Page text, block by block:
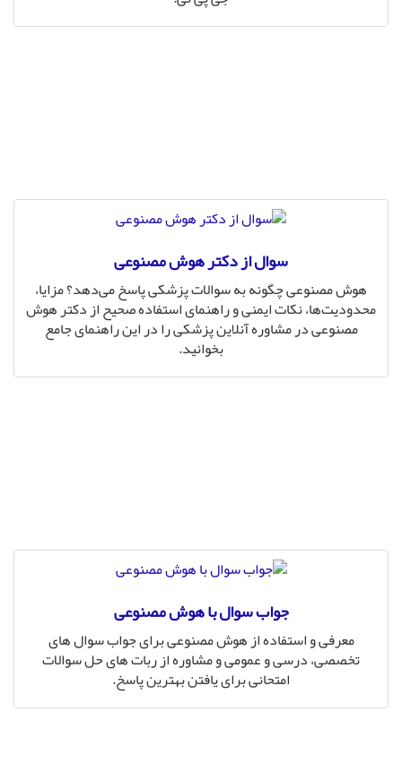
سوال از دکتر هوش مصنوعی
هوش مصنوعی چگونه به سوالات پزشکی پاسخ می‌دهد؟ مزایا،
محدودیت‌ها، نکات ایمنی و راهنمای استفاده صحیح از دکتر هوش
مصنوعی در مشاوره آنلاین پزشکی را در این راهنمای جامع
بخوانید.
جواب سوال با هوش مصنوعی
معرفی و استفاده از هوش مصنوعی برای جواب سوال های
تخصصی، درسی و عمومی و مشاوره از ربات های حل سوالات
امتحانی برای یافتن بهترین پاسخ.